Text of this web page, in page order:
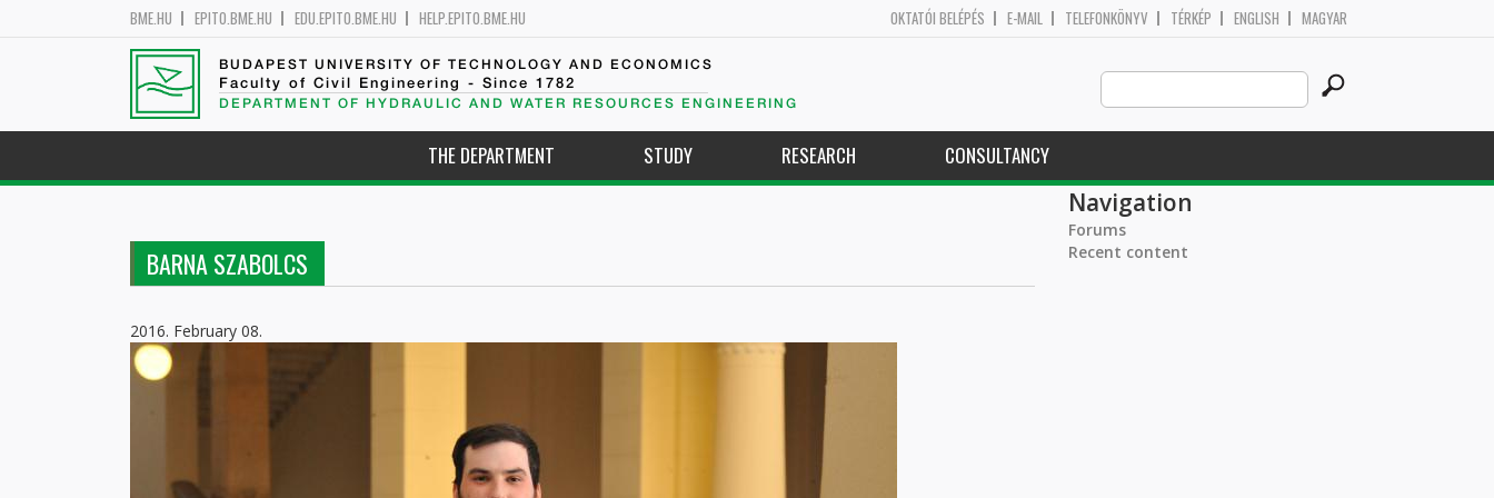
BME.HU EPITO.BME.HU EDU.EPITO.BME.HU HELP.EPITO.BME.HU OKTATÓI BELÉPÉS E-MAIL TELEFONKÖNYV TÉRKÉP ENGLISH MAGYAR
BUDAPEST UNIVERSITY OF TECHNOLOGY AND ECONOMICS
Faculty of Civil Engineering - Since 1782
DEPARTMENT OF HYDRAULIC AND WATER RESOURCES ENGINEERING
Search
this
site
THE DEPARTMENT STUDY RESEARCH CONSULTANCY
BARNA SZABOLCS
2016. February 08.
Navigation
Forums
Recent content